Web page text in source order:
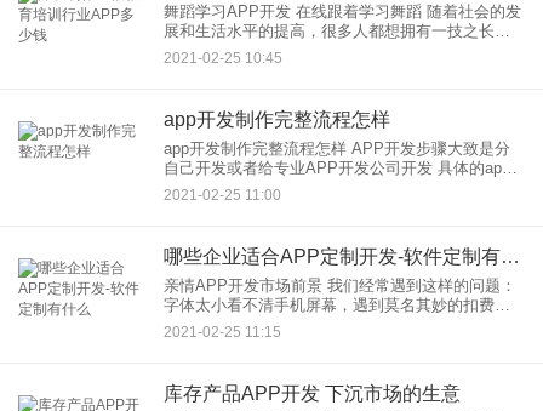
舞蹈学习APP开发 在线跟着学习舞蹈 随着社会的发
展和生活水平的提高，很多人都想拥有一技之长，
舞蹈不仅可以培养一个人的气质，还能在塑造优美
的体态，成为很多人技能学习的优选，但是自学舞
2021-02-25 10:45
app开发制作完整流程怎样
app开发制作完整流程怎样 APP开发步骤大致是分
自己开发或者给专业APP开发公司开发 具体的app
开发步骤有： 1、自己开发流程： 项目总体概念
——
2021-02-25 11:00
哪些企业适合APP定制开发-软件定制有什么
亲情APP开发市场前景 我们经常遇到这样的问题：
字体太小看不清手机屏幕，遇到莫名其妙的扣费，
尽管自己想法设法去告诉父母应该怎样操作，但他
们还是不明白。亲情APP开发能远程协助父母去解
2021-02-25 11:15
库存产品APP开发 下沉市场的生意